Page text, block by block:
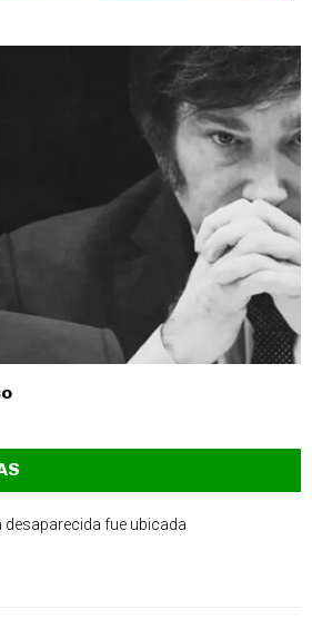
desaparecida fue ubicada